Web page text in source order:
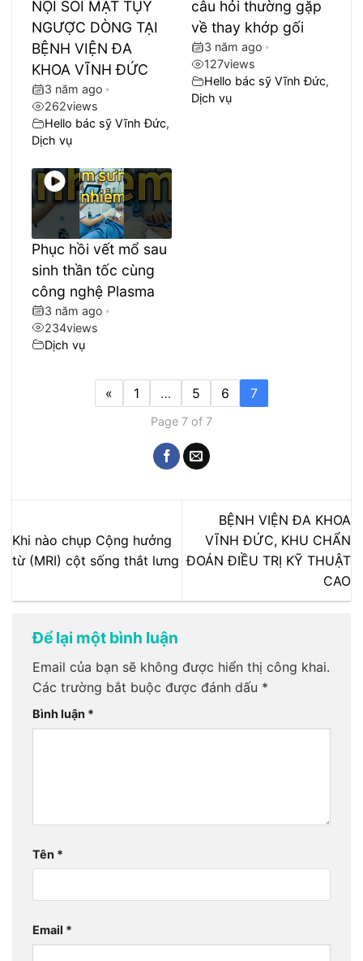
NỘI SOI MẬT TỤY
NGƯỢC DÒNG TẠI
BỆNH VIỆN ĐA
KHOA VĨNH ĐỨC
3 năm ago •
262views
Hello bác sỹ Vĩnh Đức,
Dịch vụ
câu hỏi thường gặp
về thay khớp gối
3 năm ago •
127views
Hello bác sỹ Vĩnh Đức,
Dịch vụ
Phục hồi vết mổ sau
sinh thần tốc cùng
công nghệ Plasma
3 năm ago •
234views
Dịch vụ
« 1 … 5 6 7
Page 7 of 7
Khi nào chụp Cộng hưởng
từ (MRI) cột sống thắt lưng
BỆNH VIỆN ĐA KHOA
VĨNH ĐỨC, KHU CHẨN
ĐOÁN ĐIỀU TRỊ KỸ THUẬT
CAO
Để lại một bình luận
Email của bạn sẽ không được hiển thị công khai.
Các trường bắt buộc được đánh dấu *
Bình luận *
Tên *
Email *